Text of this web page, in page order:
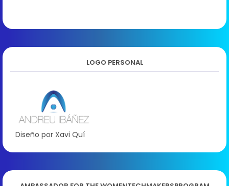
LOGO PERSONAL
Diseño por Xavi Quí